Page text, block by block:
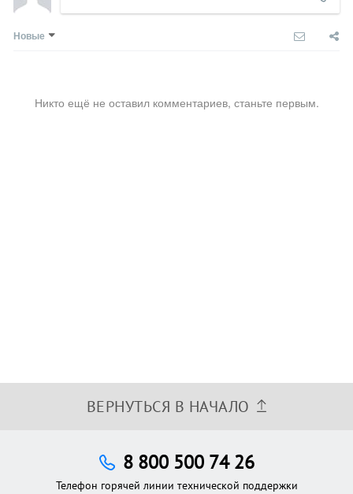
Новые
Никто ещё не оставил комментариев, станьте первым.
ВЕРНУТЬСЯ В НАЧАЛО
8 800 500 74 26
Телефон горячей линии технической поддержки